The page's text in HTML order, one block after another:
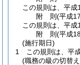
この規則は、平成
附 則(平成
この規則は、平成
附 則(平成
(施行期日)
1
この規則は、平
(職務の級の切替